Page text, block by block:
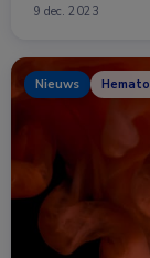
9 dec. 2023
Nieuws